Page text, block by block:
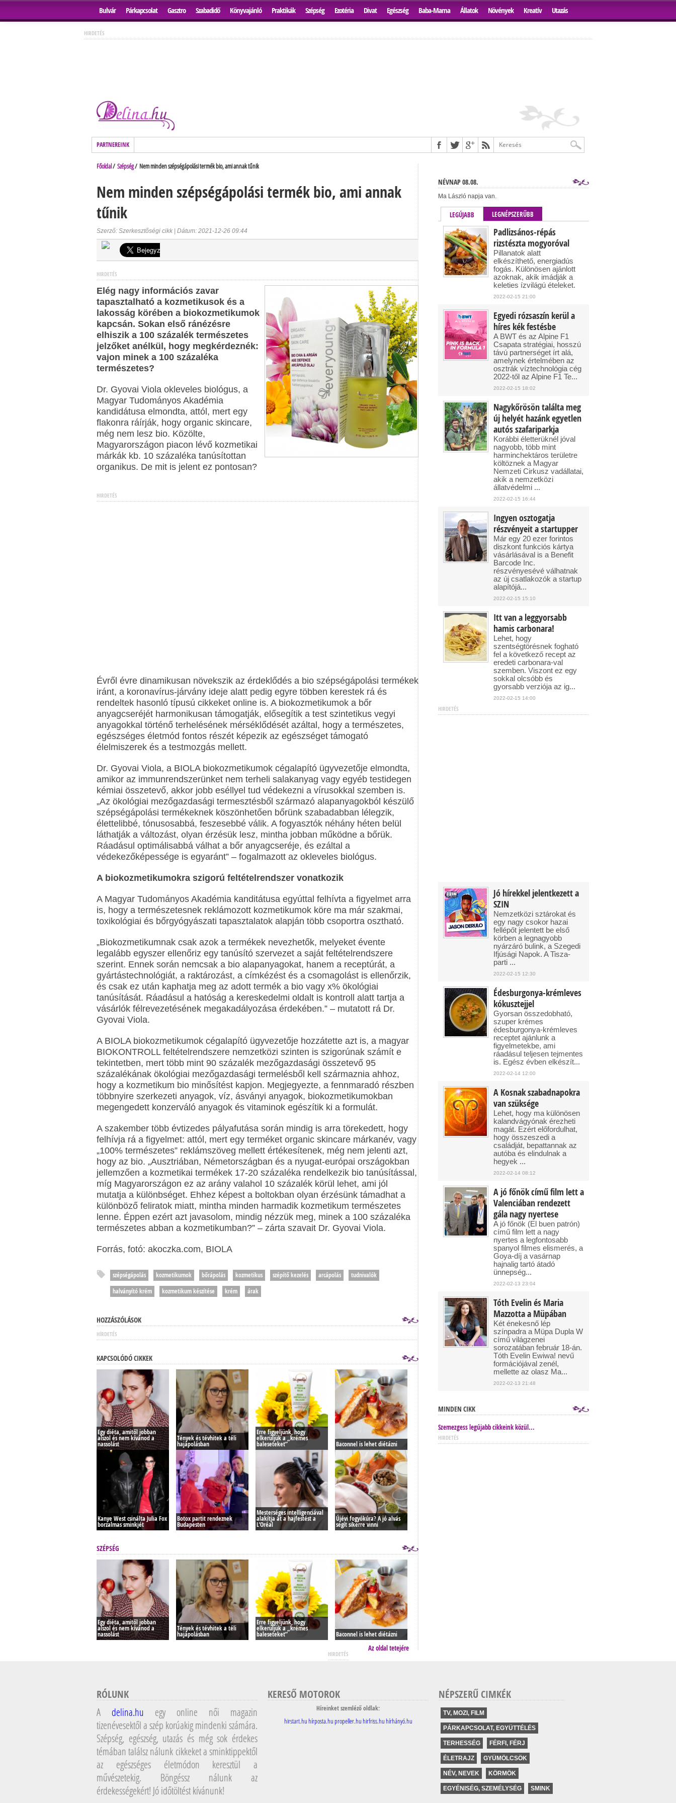
Bulvár Párkapcsolat Gasztro Szabadidő Könyvajánló Praktikák Szépség Ezotéria Divat Egészség Baba-Mama Állatok Növények Kreatív Utazás
HIRDETÉS
PARTNEREINK
Főoldal/ Szépség/ Nem minden szépségápolási termék bio, ami annak tűnik
Nem minden szépségápolási termék bio, ami annak
tűnik
Szerző: Szerkesztőségi cikk | Dátum: 2021-12-26 09:44
HIRDETÉS
Elég nagy információs zavar
tapasztalható a kozmetikusok és a
lakosság körében a biokozmetikumok
kapcsán. Sokan első ránézésre
elhiszik a 100 százalék természetes
jelzőket anélkül, hogy megkérdeznék:
vajon minek a 100 százaléka
természetes?
Dr. Gyovai Viola okleveles biológus, a
Magyar Tudományos Akadémia
kandidátusa elmondta, attól, mert egy
flakonra ráírják, hogy organic skincare,
még nem lesz bio. Közölte,
Magyarországon piacon lévő kozmetikai
márkák kb. 10 százaléka tanúsítottan
organikus. De mit is jelent ez pontosan?
HIRDETÉS
Évről évre dinamikusan növekszik az érdeklődés a bio szépségápolási termékek
iránt, a koronavírus-járvány ideje alatt pedig egyre többen kerestek rá és
rendeltek hasonló típusú cikkeket online is. A biokozmetikumok a bőr
anyagcseréjét harmonikusan támogatják, elősegítik a test szintetikus vegyi
anyagokkal történő terhelésének mérséklődését azáltal, hogy a természetes,
egészséges életmód fontos részét képezik az egészséget támogató
élelmiszerek és a testmozgás mellett.
Dr. Gyovai Viola, a BIOLA biokozmetikumok cégalapító ügyvezetője elmondta,
amikor az immunrendszerünket nem terheli salakanyag vagy egyéb testidegen
kémiai összetevő, akkor jobb eséllyel tud védekezni a vírusokkal szemben is.
„Az ökológiai mezőgazdasági termesztésből származó alapanyagokból készülő
szépségápolási termékeknek köszönhetően bőrünk szabadabban lélegzik,
élettelibbé, tónusosabbá, feszesebbé válik. A fogyasztók néhány héten belül
láthatják a változást, olyan érzésük lesz, mintha jobban működne a bőrük.
Ráadásul optimálisabbá válhat a bőr anyagcseréje, és ezáltal a
védekezőképessége is egyaránt” – fogalmazott az okleveles biológus.
A biokozmetikumokra szigorú feltételrendszer vonatkozik
A Magyar Tudományos Akadémia kanditátusa egyúttal felhívta a figyelmet arra
is, hogy a természetesnek reklámozott kozmetikumok köre ma már szakmai,
toxikológiai és bőrgyógyászati tapasztalatok alapján több csoportra osztható.
„Biokozmetikumnak csak azok a termékek nevezhetők, melyeket évente
legalább egyszer ellenőriz egy tanúsító szervezet a saját feltételrendszere
szerint. Ennek során nemcsak a bio alapanyagokat, hanem a receptúrát, a
gyártástechnológiát, a raktározást, a címkézést és a csomagolást is ellenőrzik,
és csak ez után kaphatja meg az adott termék a bio vagy x% ökológiai
tanúsítását. Ráadásul a hatóság a kereskedelmi oldalt is kontroll alatt tartja a
vásárlók félrevezetésének megakadályozása érdekében.” – mutatott rá Dr.
Gyovai Viola.
A BIOLA biokozmetikumok cégalapító ügyvezetője hozzátette azt is, a magyar
BIOKONTROLL feltételrendszere nemzetközi szinten is szigorúnak számít e
tekintetben, mert több mint 90 százalék mezőgazdasági összetevő 95
százalékának ökológiai mezőgazdasági termelésből kell származnia ahhoz,
hogy a kozmetikum bio minősítést kapjon. Megjegyezte, a fennmaradó részben
többnyire szerkezeti anyagok, víz, ásványi anyagok, biokozmetikumokban
megengedett konzerváló anyagok és vitaminok egészítik ki a formulát.
A szakember több évtizedes pályafutása során mindig is arra törekedett, hogy
felhívja rá a figyelmet: attól, mert egy terméket organic skincare márkanév, vagy
„100% természetes” reklámszöveg mellett értékesítenek, még nem jelenti azt,
hogy az bio. „Ausztriában, Németországban és a nyugat-európai országokban
jellemzően a kozmetikai termékek 17-20 százaléka rendelkezik bio tanúsítással,
míg Magyarországon ez az arány valahol 10 százalék körül lehet, ami jól
mutatja a különbséget. Ehhez képest a boltokban olyan érzésünk támadhat a
különböző feliratok miatt, mintha minden harmadik kozmetikum természetes
lenne. Éppen ezért azt javasolom, mindig nézzük meg, minek a 100 százaléka
természetes abban a kozmetikumban?” – zárta szavait Dr. Gyovai Viola.
Forrás, fotó: akoczka.com, BIOLA
szépségápolás kozmetikumok bőrápolás kozmetikus szépítő kezelés arcápolás
tudnivalók
halványító krém
kozmetikum készítése krém árak
HOZZÁSZÓLÁSOK
HÍRDETÉS
KAPCSOLÓDÓ CIKKEK
Egy diéta, amitől jobban
alszol és nem kívánod a
nassolást
Tények és tévhitek a téli
hajápolásban
Erre figyeljünk, hogy
elkerüljük a „krémes
baleseteket” Baconnel is lehet diétázni
Kanye West csinálta Julia Fox
borzalmas sminkjét
Botox partit rendeznek
Budapesten
Mesterséges intelligenciával
alakítja át a hajfestést a
L’Oréal
Újévi fogyókúra? A jó alvás
segít sikerre vinni
SZÉPSÉG
Egy diéta, amitől jobban
alszol és nem kívánod a
nassolást
Tények és tévhitek a téli
hajápolásban
Erre figyeljünk, hogy
elkerüljük a „krémes
baleseteket” Baconnel is lehet diétázni
NÉVNAP 08.08.
Ma László napja van.
LEGÚJABB LEGNÉPSZERŰBB
Padlizsános-répás
rizstészta mogyoróval
Pillanatok alatt
elkészíthető, energiadús
fogás. Különösen ajánlott
azoknak, akik imádják a
keleties ízvilágú ételeket.
2022-02-15 21:00
Egyedi rózsaszín kerül a
híres kék festésbe
A BWT és az Alpine F1
Csapata stratégiai, hosszú
távú partnerséget írt alá,
amelynek értelmében az
osztrák víztechnológia cég
2022-től az Alpine F1 Te...
2022-02-15 18:02
Nagykőrösön találta meg
új helyét hazánk egyetlen
autós szafariparkja
Korábbi életterüknél jóval
nagyobb, több mint
harminchektáros területre
költöznek a Magyar
Nemzeti Cirkusz vadállatai,
akik a nemzetközi
állatvédelmi ...
2022-02-15 16:44
Ingyen osztogatja
részvényeit a startupper
Már egy 20 ezer forintos
diszkont funkciós kártya
vásárlásával is a Benefit
Barcode Inc.
részvényesévé válhatnak
az új csatlakozók a startup
alapítójá...
2022-02-15 15:10
Itt van a leggyorsabb
hamis carbonara!
Lehet, hogy
szentségtörésnek fogható
fel a következő recept az
eredeti carbonara-val
szemben. Viszont ez egy
sokkal olcsóbb és
gyorsabb verziója az ig...
2022-02-15 14:00
HIRDETÉS
Jó hírekkel jelentkezett a
SZIN
Nemzetközi sztárokat és
egy nagy csokor hazai
fellépőt jelentett be első
körben a legnagyobb
nyárzáró bulink, a Szegedi
Ifjúsági Napok. A Tisza-
parti ...
2022-02-15 12:30
Édesburgonya-krémleves
kókusztejjel
Gyorsan összedobható,
szuper krémes
édesburgonya-krémleves
receptet ajánlunk a
figyelmetekbe, ami
ráadásul teljesen tejmentes
is. Egész évben elkészít...
2022-02-14 12:00
A Kosnak szabadnapokra
van szüksége
Lehet, hogy ma különösen
kalandvágyónak érezheti
magát. Ezért előfordulhat,
hogy összeszedi a
családját, bepattannak az
autóba és elindulnak a
hegyek ...
2022-02-14 08:12
A jó főnök című film lett a
Valenciában rendezett
gála nagy nyertese
A jó főnök (El buen patrón)
című film lett a nagy
nyertes a legfontosabb
spanyol filmes elismerés, a
Goya-díj a vasárnap
hajnalig tartó átadó
ünnepség...
2022-02-13 23:04
Tóth Evelin és Maria
Mazzotta a Müpában
Két énekesnő lép
színpadra a Müpa Dupla W
című világzenei
sorozatában február 18-án.
Tóth Evelin Ewiwa! nevű
formációjával zenél,
mellette az olasz Ma...
2022-02-13 21:48
MINDEN CIKK
Szemezgess legújabb cikkeink közül...
HIRDETÉS
Az oldal tetejére
HIRDETÉS
RÓLUNK
A delina.hu egy online női magazin
tizenévesektől a szép korúakig mindenki számára.
Szépség, egészség, utazás és még sok érdekes
témában találsz nálunk cikkeket a sminktippektől
az egészséges életmódon keresztül a
művészetekig. Böngéssz nálunk az
érdekességekért! Jó időtöltést kívánunk!
KERESŐ MOTOROK
Híreinket szemléző oldlak:
hirstart.huhírposta.hupropeller.huhirfriss.huhírhányó.hu
NÉPSZERŰ CIMKÉK
TV, MOZI, FILM
PÁRKAPCSOLAT, EGYÜTTÉLÉS
TERHESSÉG FÉRFI, FÉRJ
ÉLETRAJZ GYÜMÖLCSÖK
NÉV, NEVEK KÖRMÖK
EGYÉNISÉG, SZEMÉLYSÉG SMINK